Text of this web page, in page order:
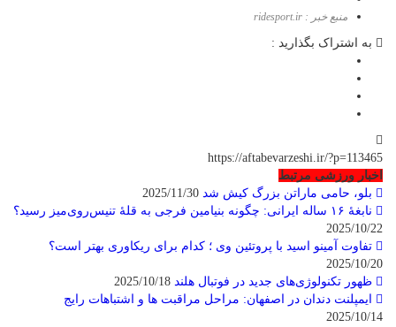
منبع خبر : ridesport.ir
به اشتراک بگذارید :
https://aftabevarzeshi.ir/?p=113465
اخبار ورزشی مرتبط
بلو، حامی ماراتن بزرگ کیش شد
نابغهٔ ۱۶ ساله ایرانی: چگونه بنیامین فرجی به قلهٔ تنیس‌روی‌میز رسید؟
2025/10/22
تفاوت آمینو اسید با پروتئین وی ؛ کدام برای ریکاوری بهتر است؟
2025/10/20
ظهور تکنولوژی‌های جدید در فوتبال هلند
ایمپلنت دندان در اصفهان: مراحل مراقبت ها و اشتباهات رایج
2025/10/14